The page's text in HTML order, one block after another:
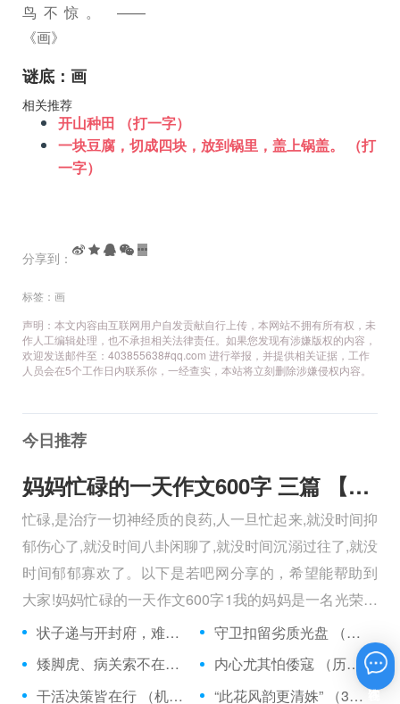
鸟不惊。 ——
《画》
谜底：画
相关推荐
开山种田 （打一字）
一块豆腐，切成四块，放到锅里，盖上锅盖。 （打
一字）
分享到：
标签： 画
声明：本文内容由互联网用户自发贡献自行上传，本网站不拥有所有权，未
作人工编辑处理，也不承担相关法律责任。如果您发现有涉嫌版权的内容，
欢迎发送邮件至：403855638#qq.com 进行举报，并提供相关证据，工作
人员会在5个工作日内联系你，一经查实，本站将立刻删除涉嫌侵权内容。
今日推荐
妈妈忙碌的一天作文600字 三篇 【600字】
忙碌,是治疗一切神经质的良药,人一旦忙起来,就没时间抑
郁伤心了,就没时间八卦闲聊了,就没时间沉溺过往了,就没
时间郁郁寡欢了。以下是若吧网分享的，希望能帮助到
大家!妈妈忙碌的一天作文600字1我的妈妈是一名光荣的
人民警察，她总有做不完的事情。
状子递与开封府，难忍怒气心中生 （5字口语）
守卫扣留劣质光盘 （5字常言）
矮脚虎、病关索不在，智多星、行者前往此处 （七字俗语）
内心尤其怕倭寇 （历法用语一卷帘）
干活决策皆在行 （机构简称二）
“此花风韵更清姝” （3字手机品牌）